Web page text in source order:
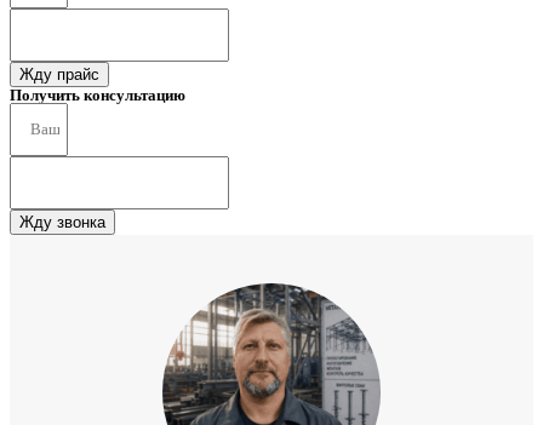
Жду прайс
Получить консультацию
Жду звонка